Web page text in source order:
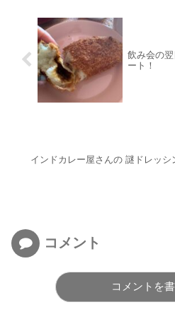
飲み会の
ート！
インドカレー屋さんの 謎ドレッシ
コメント
コメントを